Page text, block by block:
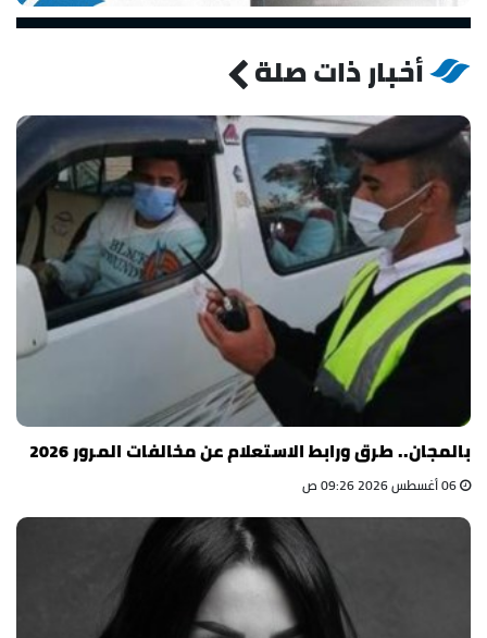
أخبار ذات صلة
بالمجان.. طرق ورابط الاستعلام عن مخالفات المرور 2026